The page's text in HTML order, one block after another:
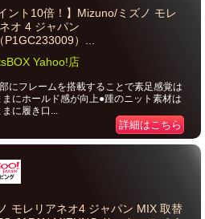
イント10倍！】Mizuno/ミズノ モレ
オ 4 ジャパン
P1GC233009）...
Yahoo!店
にフレームを搭載することで素足感覚は
まにホールド感が向上●踵のニット素材は
まに履き口...
詳細はこちら
モレリアネオ4 ジャパン MIX 取替